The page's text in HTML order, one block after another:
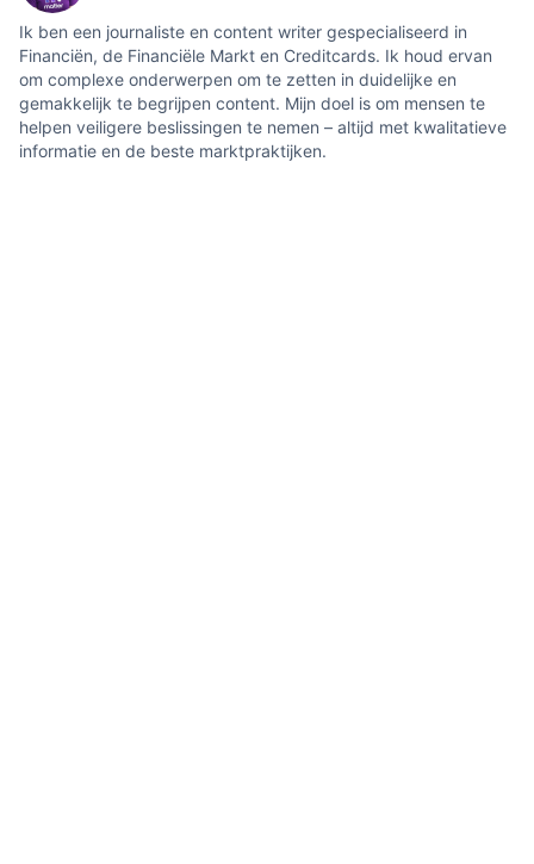
Ik ben een journaliste en content writer gespecialiseerd in
Financiën, de Financiële Markt en Creditcards. Ik houd ervan
om complexe onderwerpen om te zetten in duidelijke en
gemakkelijk te begrijpen content. Mijn doel is om mensen te
helpen veiligere beslissingen te nemen – altijd met kwalitatieve
informatie en de beste marktpraktijken.